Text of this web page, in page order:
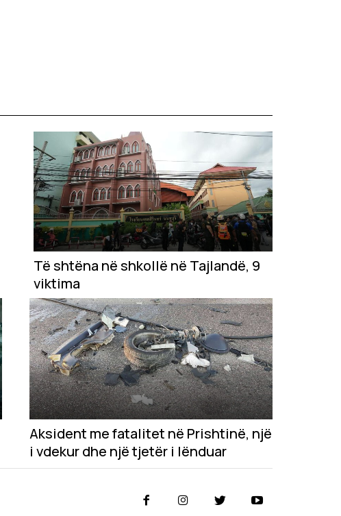
Të shtëna në shkollë në Tajlandë, 9
viktima
Aksident me fatalitet në Prishtinë, një
i vdekur dhe një tjetër i lënduar